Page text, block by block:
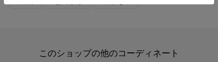
このショップの他のコーディネート